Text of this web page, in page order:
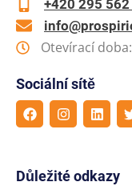
+420 295
Otevírací
Sociální sítě
Důležité odkazy